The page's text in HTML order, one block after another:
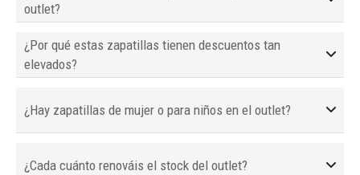
outlet?
¿Por qué estas zapatillas tienen descuentos tan
elevados?
¿Hay zapatillas de mujer o para niños en el outlet?
¿Cada cuánto renováis el stock del outlet?